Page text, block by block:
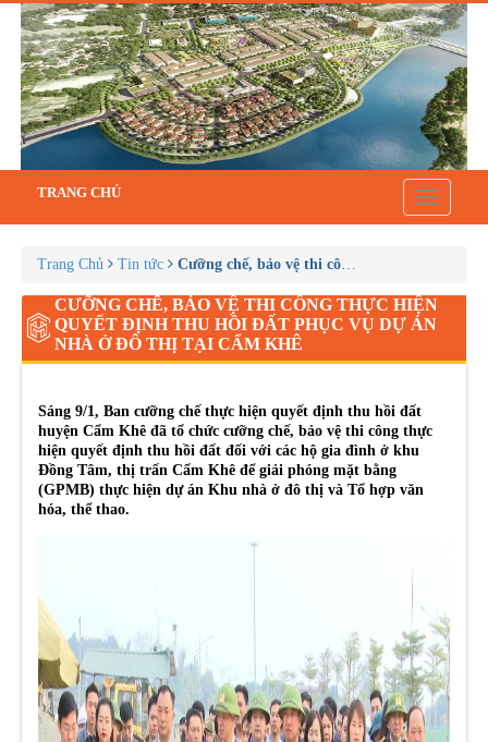
Toggle
TRANG CHỦ
Trang Chủ Tin tức Cưỡng chế, bảo vệ thi công thực hiện quyết
CƯỠNG CHẾ, BẢO VỆ THI CÔNG THỰC HIỆN
QUYẾT ĐỊNH THU HỒI ĐẤT PHỤC VỤ DỰ ÁN
NHÀ Ở ĐÔ THỊ TẠI CẨM KHÊ
Sáng 9/1, Ban cưỡng chế thực hiện quyết định thu hồi đất
huyện Cẩm Khê đã tổ chức cưỡng chế, bảo vệ thi công thực
hiện quyết định thu hồi đất đối với các hộ gia đình ở khu
Đồng Tâm, thị trấn Cẩm Khê để giải phóng mặt bằng
(GPMB) thực hiện dự án Khu nhà ở đô thị và Tổ hợp văn
hóa, thể thao.